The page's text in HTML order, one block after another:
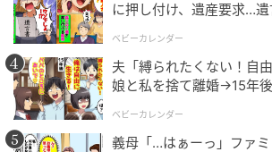
に押し付け、遺産要求…
ベビーカレンダー
夫「縛られたくない！自
娘と私を捨て離婚→15年
ベビーカレンダー
義母「…はぁーっ」ファ